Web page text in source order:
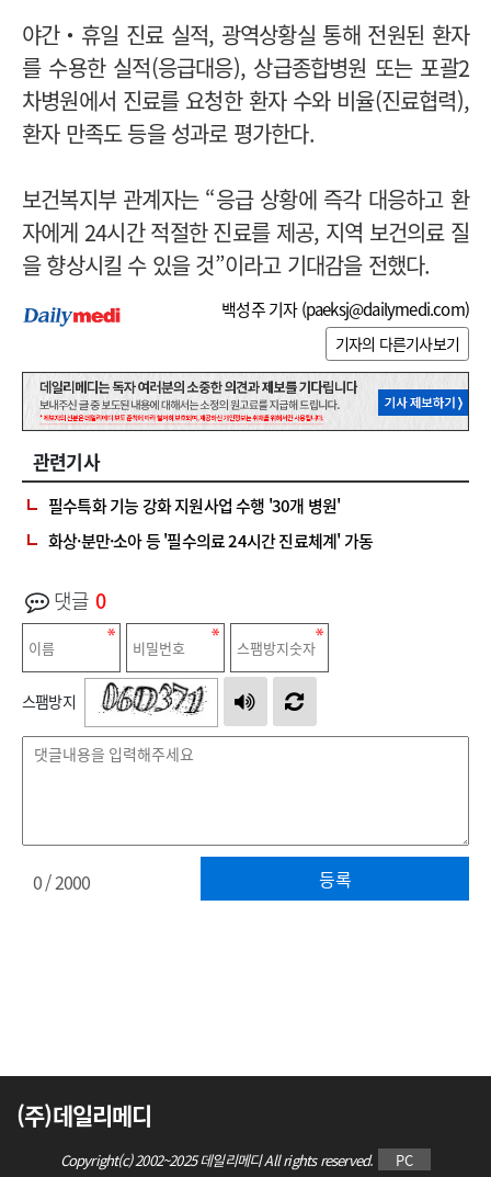
야간‧휴일 진료 실적, 광역상황실 통해 전원된 환자
를 수용한 실적(응급대응), 상급종합병원 또는 포괄2
차병원에서 진료를 요청한 환자 수와 비율(진료협력),
환자 만족도 등을 성과로 평가한다.
보건복지부 관계자는 “응급 상황에 즉각 대응하고 환
자에게 24시간 적절한 진료를 제공, 지역 보건의료 질
을 향상시킬 수 있을 것”이라고 기대감을 전했다.
백성주 기자 (paeksj@dailymedi.com)
기자의 다른기사보기
관련기사
필수특화 기능 강화 지원사업 수행 '30개 병원'
화상·분만·소아 등 '필수의료 24시간 진료체계' 가동
댓글 0
스팸방지
등록
0/ 2000
(주)데일리메디
Copyright(c) 2002~2025 데일리메디 All rights reserved. PC